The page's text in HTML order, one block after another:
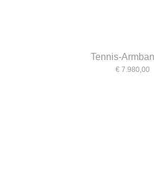
Tennis-
€ 7.980,00